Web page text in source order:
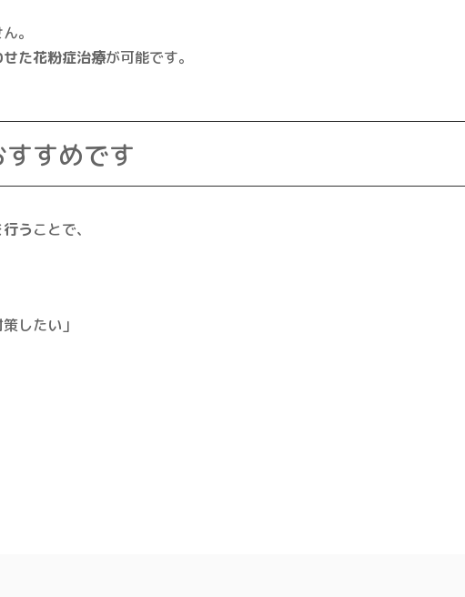
。
た花粉症治療が可能です。
すめです
うことで、
したい」